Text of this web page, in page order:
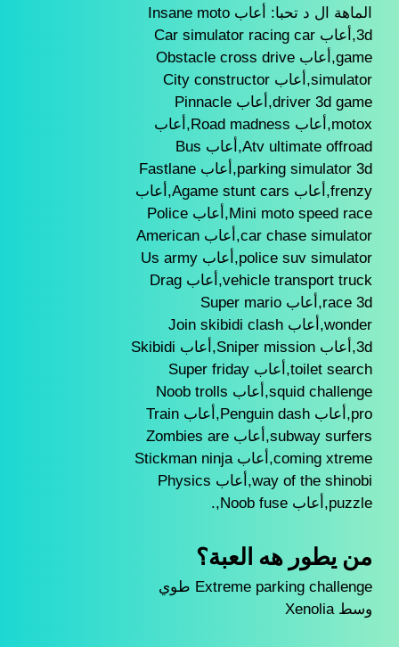
الماهة ال د تحبا: أعاب Insane moto
3d,أعاب Car simulator racing car
game,أعاب Obstacle cross drive
simulator,أعاب City constructor
driver 3d game,أعاب Pinnacle
motox,أعاب Road madness,أعاب
Atv ultimate offroad,أعاب Bus
parking simulator 3d,أعاب Fastlane
frenzy,أعاب Agame stunt cars,أعاب
Mini moto speed race,أعاب Police
car chase simulator,أعاب American
police suv simulator,أعاب Us army
vehicle transport truck,أعاب Drag
race 3d,أعاب Super mario
wonder,أعاب Join skibidi clash
3d,أعاب Sniper mission,أعاب Skibidi
toilet search,أعاب Super friday
squid challenge,أعاب Noob trolls
pro,أعاب Penguin dash,أعاب Train
subway surfers,أعاب Zombies are
coming xtreme,أعاب Stickman ninja
way of the shinobi,أعاب Physics
puzzle,أعاب Noob fuse,.
من يطور هه العبة؟
Extreme parking challenge طوي
وسط Xenolia